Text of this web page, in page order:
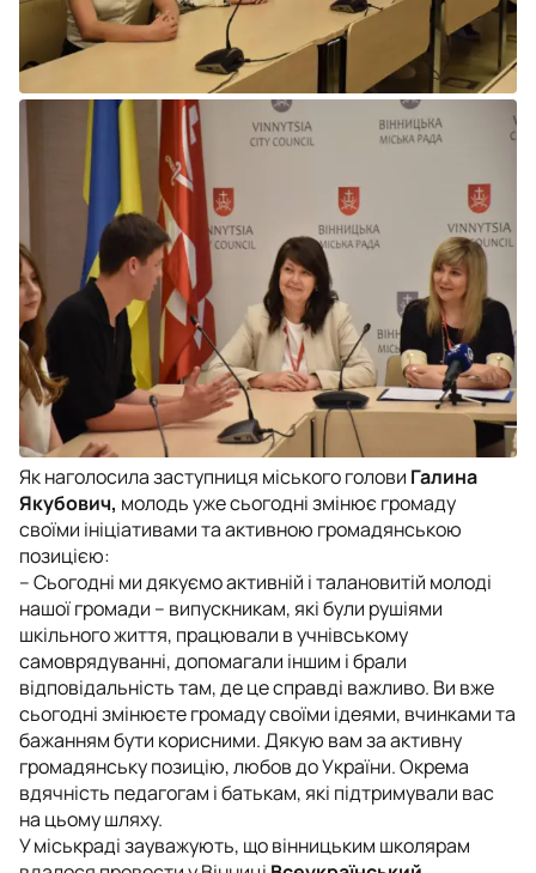
Як наголосила заступниця міського голови Галина
Якубович, молодь уже сьогодні змінює громаду
своїми ініціативами та активною громадянською
позицією:
– Сьогодні ми дякуємо активній і талановитій молоді
нашої громади – випускникам, які були рушіями
шкільного життя, працювали в учнівському
самоврядуванні, допомагали іншим і брали
відповідальність там, де це справді важливо. Ви вже
сьогодні змінюєте громаду своїми ідеями, вчинками та
бажанням бути корисними. Дякую вам за активну
громадянську позицію, любов до України. Окрема
вдячність педагогам і батькам, які підтримували вас
на цьому шляху.
У міськраді зауважують, що вінницьким школярам